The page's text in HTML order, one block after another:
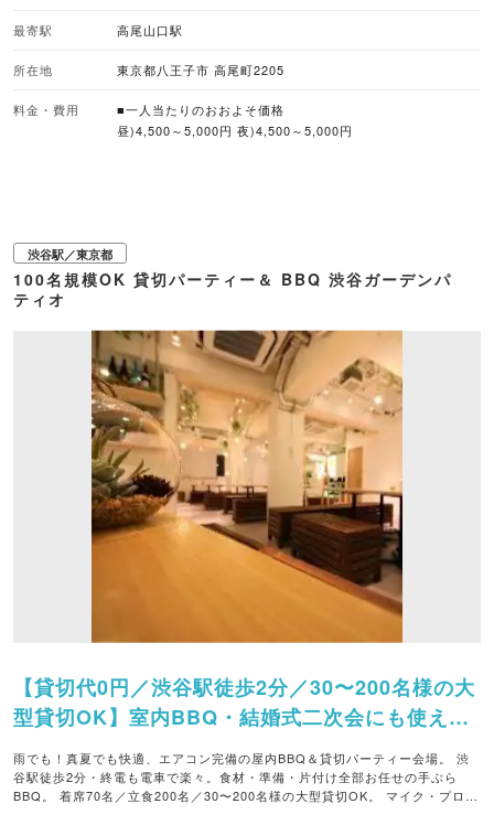
ーのスタイル 手ぶらバーベキュー ■取り扱いビール アサヒ キリン サントリー
アルコールビール 2種 ■予約受付 WEB予約あり 予約なしOK（当日席あり） ■
内に移動 ※室内席100席、屋根付き席180席、その他テント使用で30席 ■対応
している支払方法 クレジットカード,電子マネー,現金
最寄駅 高尾山口駅
所在地 東京都八王子市 高尾町2205
料金・費用
■一人当たりのおおよそ価格
昼)4,500～5,000円 夜)4,500～5,000円
渋谷駅／東京都
100名規模OK 貸切パーティー＆ BBQ 渋谷ガーデンパ
ティオ
【貸切代0円／渋谷駅徒歩2分／30〜200名様の大
型貸切OK】室内BBQ・結婚式二次会にも使える
マルチスペース
雨でも！真夏でも快適、エアコン完備の屋内BBQ＆貸切パーティー会場。 渋
谷駅徒歩2分・終電も電車で楽々。食材・準備・片付け全部お任せの手ぶら
BBQ。 着席70名／立食200名／30〜200名様の大型貸切OK。 マイク・プロジ